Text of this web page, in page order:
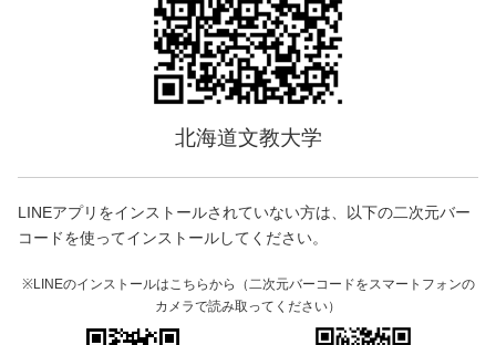
北海道文教大学
LINEアプリをインストールされていない方は、以下の二次元バー
コードを使ってインストールしてください。
※LINEのインストールはこちらから（二次元バーコードをスマートフォンの
カメラで読み取ってください）